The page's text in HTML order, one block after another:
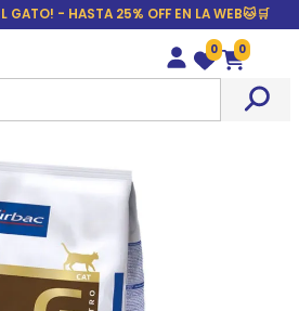
GATO! - HASTA 25% OFF EN LA WEB🐱🛒
Wishlist
0
Carrito
0